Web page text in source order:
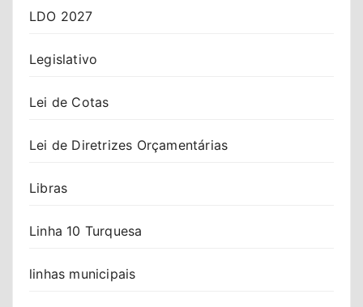
LDO 2027
Legislativo
Lei de Cotas
Lei de Diretrizes Orçamentárias
Libras
Linha 10 Turquesa
linhas municipais